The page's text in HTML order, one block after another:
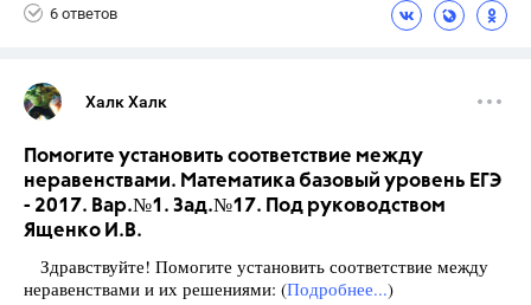
6 ответов
Халк Халк
Помогите установить соответствие между
неравенствами. Математика базовый уровень ЕГЭ
- 2017. Вар.№1. Зад.№17. Под руководством
Ященко И.В.
Здравствуйте! Помогите установить соответствие между
неравенствами и их решениями: (Подробнее...)